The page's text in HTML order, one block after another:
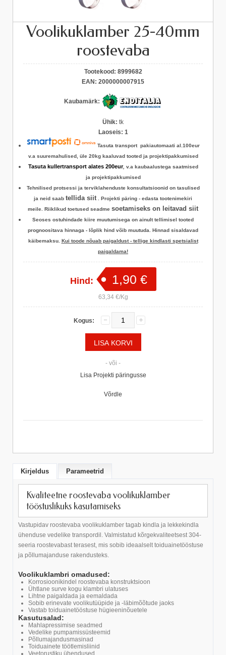
Voolikuklamber 25-40mm
roostevaba
Tootekood: 8999682
EAN: 2000000007915
Kaubamärk:
Ühik: tk
Laoseis: 1
Tasuta transport pakiautomaati al.100eur
v.a suuremahulised, üle 20kg kaaluvad tooted ja projektipakkumised
Tasuta kullertransport alates 200eur, v.a kaubaalustega saatmised
ja projektipakkumised
Tehnilised protsessi ja terviklahenduste konsultatsioonid on tasulised
ja neid saab tellida siit
Projekti päring - edasta tootenimekiri
meile. Riiklikud toetused seadme soetamiseks on leitavad siit
Seoses ostuhindade kiire muutumisega on ainult tellimisel tooted
prognoositava hinnaga - lõplik hind võib muutuda. Hinnad sisaldavad
käibemaksu. Kui toode nõuab paigaldust - tellige kindlasti spetsialist
paigaldama!
Hind: 1,90 €
63,34 €/Kg
Kogus:
- või -
Lisa Projekti päringusse
Võrdle
Kirjeldus Parameetrid
Kvaliteetne roostevaba voolikuklamber
tööstuslikuks kasutamiseks
Vastupidav roostevaba voolikuklamber tagab kindla ja lekkekindla
ühenduse vedelike transpordil. Valmistatud kõrgekvaliteetsest 304-
seeria roostevabast terasest, mis sobib ideaalselt toiduainetööstuse
ja põllumajanduse rakendusteks.
Voolikuklambri omadused:
Korrosioonikindel roostevaba konstruktsioon
Ühtlane surve kogu klambri ulatuses
Lihtne paigaldada ja eemaldada
Sobib erinevate voolikutüüpide ja -läbimõõtude jaoks
Vastab toiduainetööstuse hügieeninõuetele
Kasutusalad:
Mahlapressimise seadmed
Vedelike pumpamissüsteemid
Põllumajandusmasinad
Toiduainete töötlemisliinid
Veetorustiku ühendused